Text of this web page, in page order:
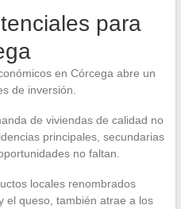
para
en Córcega abre un
de inversión.
de viviendas de calidad no
principales, secundarias
no faltan.
locales renombrados
el queso, también atrae a los